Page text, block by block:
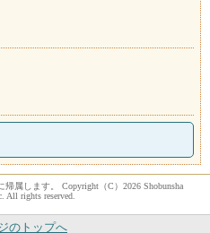
属します。 Copyright（C）2026 Shobunsha
All rights reserved.
のトップへ